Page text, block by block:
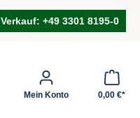
Verkauf: +49 3301 8195-0
Mein Konto 0,00 €*